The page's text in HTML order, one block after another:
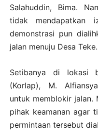
Salahuddin, Bima.
tidak mendapatkan
demonstrasi pun
jalan menuju Desa Teke.
Setibanya di lokasi
(Korlap), M.
untuk memblokir jalan.
pihak keamanan agar
permintaan tersebut